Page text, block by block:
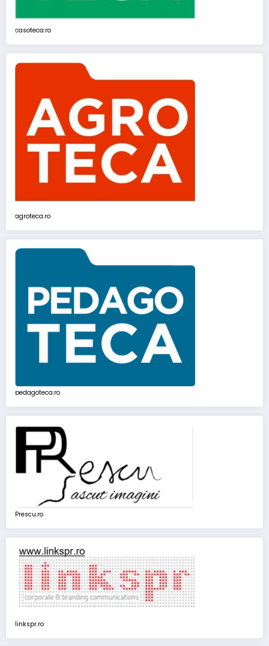
casoteca.ro
agroteca.ro
pedagoteca.ro
Prescu.ro
linkspr.ro